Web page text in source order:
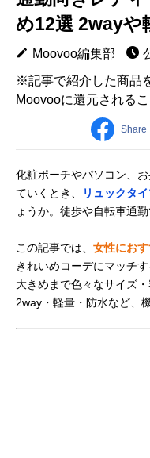
め12選 2wayや
Moovoo編集部
※記事で紹介した商品
Moovooに還元されるこ
Share
化粧ポーチやパソコン、
ていくとき、
リュックタ
ょうか。徒歩や自転車通勤
この記事では、 女性にお
きれいめコーデにマッチ
大きめまで色々なサイズ
2way・軽量・防水など、